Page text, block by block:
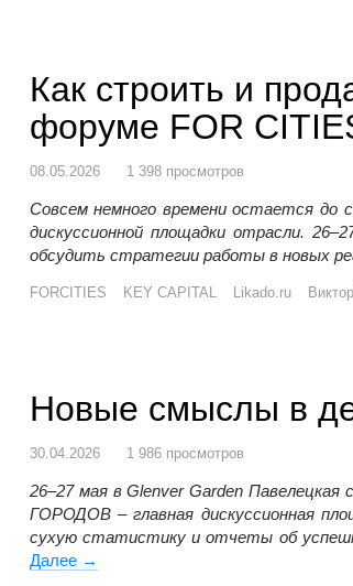
Как строить и
форуме FOR
08.05.2026 1 398 просмотров
Совсем немного времени остается
дискуссионной площадки отрасли.
обсудить стратегии работы в новых
FORCITIES KEY CAPITAL Likado.ru
Новые смыслы в
30.04.2026 1 986 просмотров
26–27 мая в Glenver Garden
ГОРОДОВ – главная дискуссионная
сухую статистику и отчеты об
Далее Новые смыслы в девелопменте
→